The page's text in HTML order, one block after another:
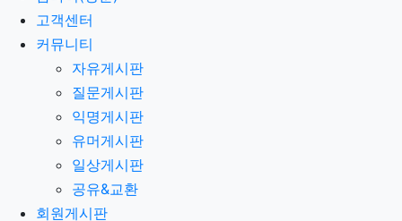
고객센터
커뮤니티
자유게시판
질문게시판
익명게시판
유머게시판
일상게시판
공유&교환
회원게시판